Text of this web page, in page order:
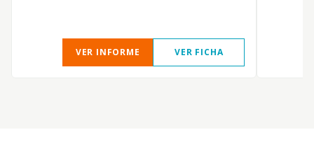
VER INFORME VER FICHA